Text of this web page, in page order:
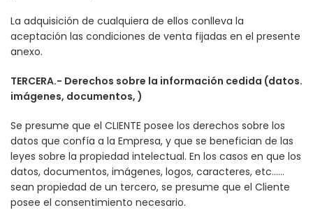
La adquisición de cualquiera de ellos conlleva la
aceptación las condiciones de venta fijadas en el presente
anexo.
TERCERA.- Derechos sobre la información cedida (datos.
imágenes, documentos, )
Se presume que el CLIENTE posee los derechos sobre los
datos que confía a la Empresa, y que se benefician de las
leyes sobre la propiedad intelectual. En los casos en que los
datos, documentos, imágenes, logos, caracteres, etc……
sean propiedad de un tercero, se presume que el Cliente
posee el consentimiento necesario.